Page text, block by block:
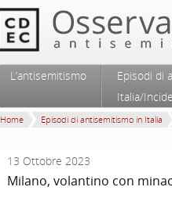
Menu principale
Vai al contenuto principale
Vai al contenuto secondario
L’antisemitismo
Episodi di
Italia/
Home Episodi di antisemitismo in Italia
13 Ottobre 2023
Milano, volantino con